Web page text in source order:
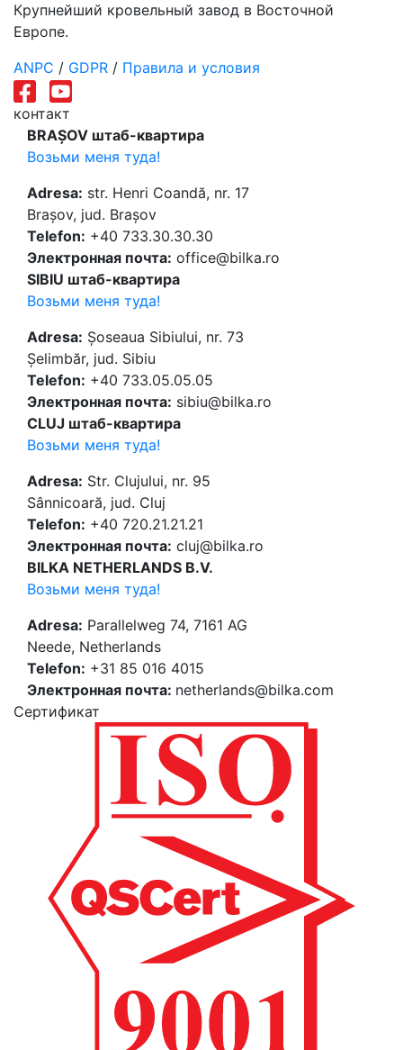
Крупнейший кровельный завод в Восточной
Европе.
ANPC / GDPR / Правила и условия
контакт
BRAȘOV штаб-квартира
Возьми меня туда!
Adresa: str. Henri Coandă, nr. 17
Brașov, jud. Brașov
Telefon: +40 733.30.30.30
Электронная почта: office@bilka.ro
SIBIU штаб-квартира
Возьми меня туда!
Adresa: Șoseaua Sibiului, nr. 73
Șelimbăr, jud. Sibiu
Telefon: +40 733.05.05.05
Электронная почта: sibiu@bilka.ro
CLUJ штаб-квартира
Возьми меня туда!
Adresa: Str. Clujului, nr. 95
Sânnicoară, jud. Cluj
Telefon: +40 720.21.21.21
Электронная почта: cluj@bilka.ro
BILKA NETHERLANDS B.V.
Возьми меня туда!
Adresa: Parallelweg 74, 7161 AG
Neede, Netherlands
Telefon: +31 85 016 4015
Электронная почта: netherlands@bilka.com
Cертификат